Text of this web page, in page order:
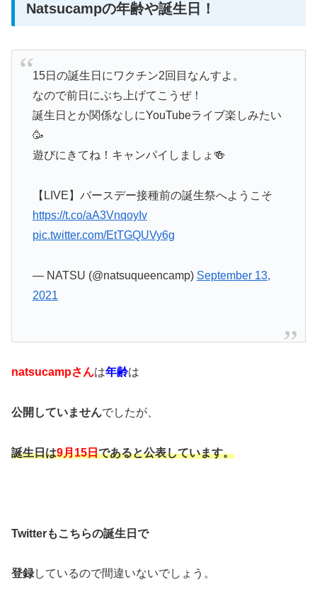
Natsucampの年齢や誕生日！
15日の誕生日にワクチン2回目なんすよ。
なので前日にぶち上げてこうぜ！
誕生日とか関係なしにYouTubeライブ楽しみたい
🥳
遊びにきてね！キャンパイしましょ🍻
【LIVE】バースデー接種前の誕生祭へようこそ
https://t.co/aA3VnqoyIv
pic.twitter.com/EtTGQUVy6g
— NATSU (@natsuqueencamp) September 13,
2021
natsucampさんは年齢は
公開していませんでしたが、
誕生日は9月15日であると公表しています。
Twitterもこちらの誕生日で
登録しているので間違いないでしょう。